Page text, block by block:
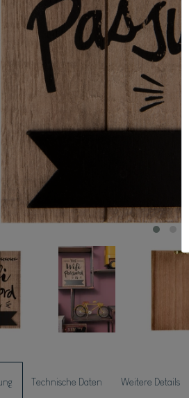
Technische Daten Weitere Details